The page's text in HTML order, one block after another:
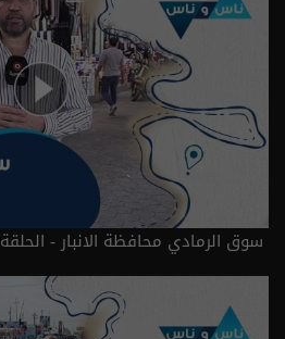
سوق الرمادي محافظة الانبار - الحلقة ٩٥ | الموسم 9